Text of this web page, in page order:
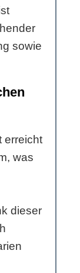
sowie
erreicht
was
dieser